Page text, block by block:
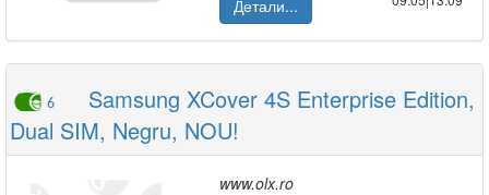
Детали...
6
Samsung XCover 4S Enterprise Edition,
Dual SIM, Negru, NOU!
www.olx.ro